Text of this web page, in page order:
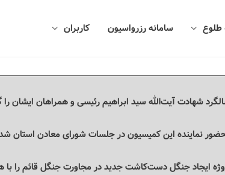
طلوع سامانه رزرواسیون کاربران
شهادت آیت‌الله سید ابراهیم رئیسی و همراهان ایشان را
مستمر محیط کسب‌وکار، خواستار حضور نماینده این کمیسیون در جلسات شورای معادن
ایجاد جنگل دست‌کاشت جدید در مجاورت جنگل قائم را